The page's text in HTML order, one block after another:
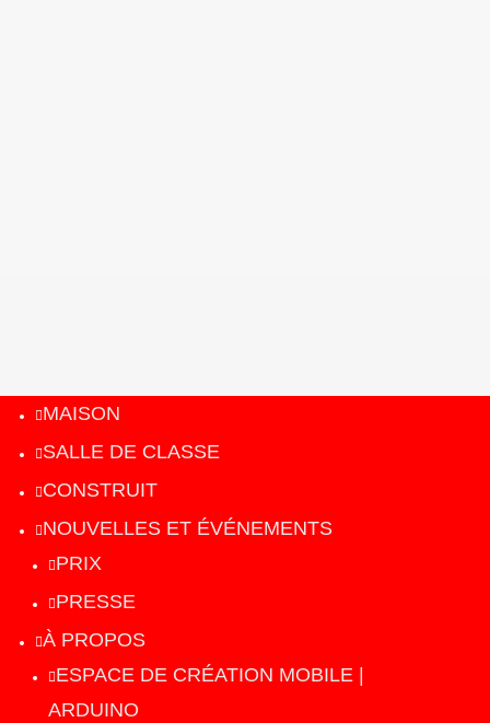
MAISON
SALLE DE CLASSE
CONSTRUIT
NOUVELLES ET ÉVÉNEMENTS
PRIX
PRESSE
À PROPOS
ESPACE DE CRÉATION MOBILE |
ARDUINO